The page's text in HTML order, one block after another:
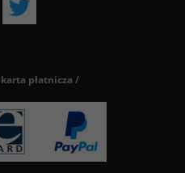
płatnicza /